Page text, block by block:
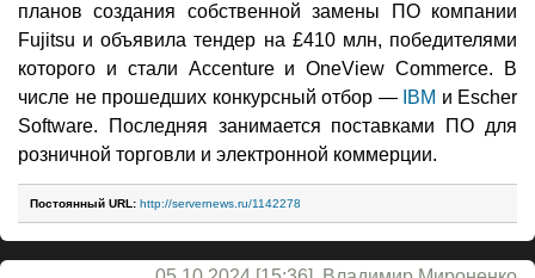
планов создания собственной замены ПО компании
Fujitsu и объявила тендер на £410 млн, победителями
которого и стали Accenture и OneView Commerce. В
числе не прошедших конкурсный отбор — IBM и Escher
Software. Последняя занимается поставками ПО для
розничной торговли и электронной коммерции.
Постоянный URL: http://servernews.ru/1142278